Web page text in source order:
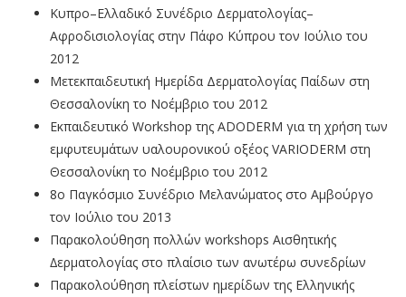
Κυπρο–Ελλαδικό Συνέδριο Δερματολογίας–
Αφροδισιολογίας στην Πάφο Κύπρου τον Ιούλιο του
2012
Μετεκπαιδευτική Ημερίδα Δερματολογίας Παίδων στη
Θεσσαλονίκη το Νοέμβριο του 2012
Εκπαιδευτικό Workshop της ΑDODERM για τη χρήση των
εμφυτευμάτων υαλουρονικού οξέος VARIODERM στη
Θεσσαλονίκη το Νοέμβριο του 2012
8ο Παγκόσμιο Συνέδριο Μελανώματος στο Αμβούργο
τον Ιούλιο του 2013
Παρακολούθηση πολλών workshops Aισθητικής
∆ερµατολογίας στo πλαίσιo των ανωτέρω συνεδρίων
Παρακολούθηση πλείστων ηµερίδων της Ελληνικής